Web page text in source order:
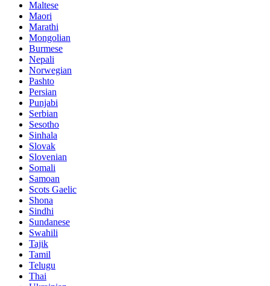
Maltese
Maori
Marathi
Mongolian
Burmese
Nepali
Norwegian
Pashto
Persian
Punjabi
Serbian
Sesotho
Sinhala
Slovak
Slovenian
Somali
Samoan
Scots Gaelic
Shona
Sindhi
Sundanese
Swahili
Tajik
Tamil
Telugu
Thai